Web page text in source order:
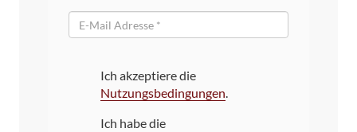
Mail
Ich akzeptiere die
Nutzungsbedingungen.
Ich habe die